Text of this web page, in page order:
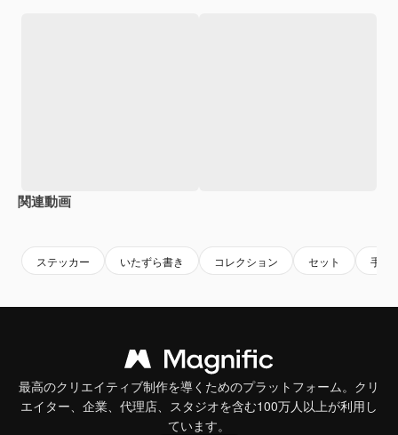
関連動画
ステッカー いたずら書き コレクション セット 手
最高のクリエイティブ制作を導くためのプラットフォーム。クリ
エイター、企業、代理店、スタジオを含む100万人以上が利用し
ています。